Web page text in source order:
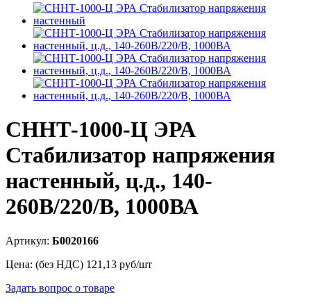
СННТ-1000-Ц ЭРА
Стабилизатор напряжения
настенный, ц.д., 140-
260В/220/В, 1000ВА
Артикул: Б0020166
Цена: (без НДС) 121,13 руб/шт
Задать вопрос о товаре